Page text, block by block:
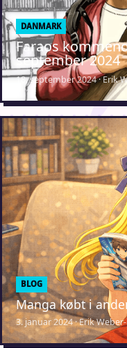
DANMARK
Faraos
september 2024
18. september 2024 · Erik
BLOG
Manga købt i
3. januar 2024 · Erik